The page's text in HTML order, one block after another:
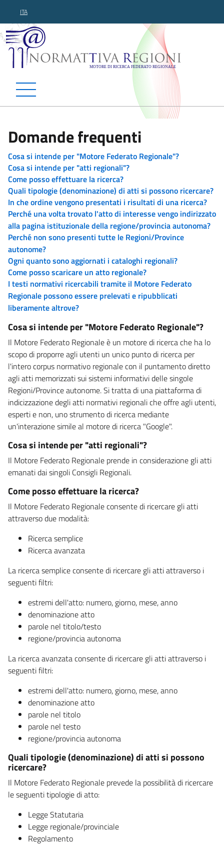
ITA
Normattiva Regioni -
Domande frequenti
Cosa si intende per "Motore Federato Regionale"?
Cosa si intende per "atti regionali"?
Come posso effettuare la ricerca?
Quali tipologie (denominazione) di atti si possono ricercare?
In che ordine vengono presentati i risultati di una ricerca?
Perché una volta trovato l'atto di interesse vengo indirizzato
alla pagina istituzionale della regione/provincia autonoma?
Perché non sono presenti tutte le Regioni/Province
autonome?
Ogni quanto sono aggiornati i cataloghi regionali?
Come posso scaricare un atto regionale?
I testi normativi ricercabili tramite il Motore Federato
Regionale possono essere prelevati e ripubblicati
liberamente altrove?
Cosa si intende per "Motore Federato Regionale"?
Il Motore Federato Regionale è un motore di ricerca che ha lo
scopo di proporre agli utenti un unico punto di ricerca per
l'intero corpus normativo regionale con il puntamento diretto
agli atti memorizzati sui sistemi informativi delle singole
Regioni/Province autonome. Si tratta di una piattaforma di
indicizzazione degli atti normativi regionali che offre agli utenti,
esperti e non, uno strumento di ricerca mediante
un'interazione simile al motore di ricerca "Google".
Cosa si intende per "atti regionali"?
Il Motore Federato Regionale prende in considerazione gli atti
emanati dai singoli Consigli Regionali.
Come posso effettuare la ricerca?
Il Motore Federato Regionale consente di ricercare gli atti
attraverso due modalità:
Ricerca semplice
Ricerca avanzata
La ricerca semplice consente di ricercare gli atti attraverso i
seguenti filtri:
estremi dell'atto: numero, giorno, mese, anno
denominazione atto
parole nel titolo/testo
regione/provincia autonoma
La ricerca avanzata consente di ricercare gli atti attraverso i
seguenti filtri:
estremi dell'atto: numero, giorno, mese, anno
denominazione atto
parole nel titolo
parole nel testo
regione/provincia autonoma
Quali tipologie (denominazione) di atti si possono
ricercare?
Il Motore Federato Regionale prevede la possibilità di ricercare
le seguenti tipologie di atto:
Legge Statutaria
Legge regionale/provinciale
Regolamento